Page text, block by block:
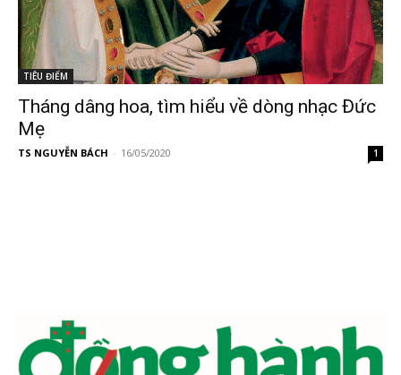
TIÊU ĐIỂM
Tháng dâng hoa, tìm hiểu về dòng nhạc Đức
Mẹ
TS NGUYỄN BÁCH - 16/05/2020 1